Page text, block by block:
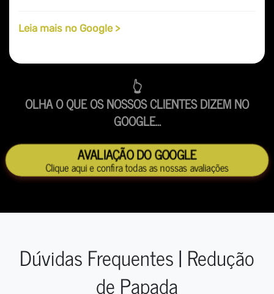
Leia mais no Google >
👆
OLHA O QUE OS NOSSOS CLIENTES DIZEM NO
GOOGLE...
AVALIAÇÃO DO GOOGLE
Clique aqui e confira todas as nossas avaliações
Dúvidas Frequentes | Redução
de Papada